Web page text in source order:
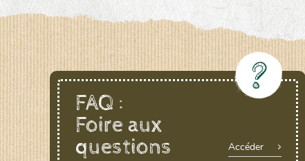
FAQ :
Foire aux
questions
Accéder